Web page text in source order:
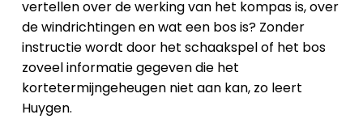
vertellen over de werking van het kompas is, over
de windrichtingen en wat een bos is? Zonder
instructie wordt door het schaakspel of het bos
zoveel informatie gegeven die het
kortetermijngeheugen niet aan kan, zo leert
Huygen.